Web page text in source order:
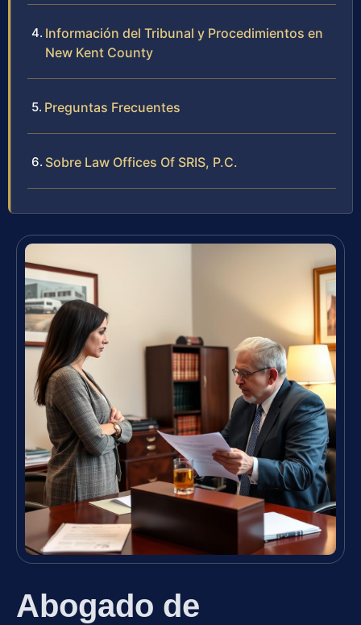
Información del Tribunal y Procedimientos en
New Kent County
Preguntas Frecuentes
Sobre Law Offices Of SRIS, P.C.
Abogado de